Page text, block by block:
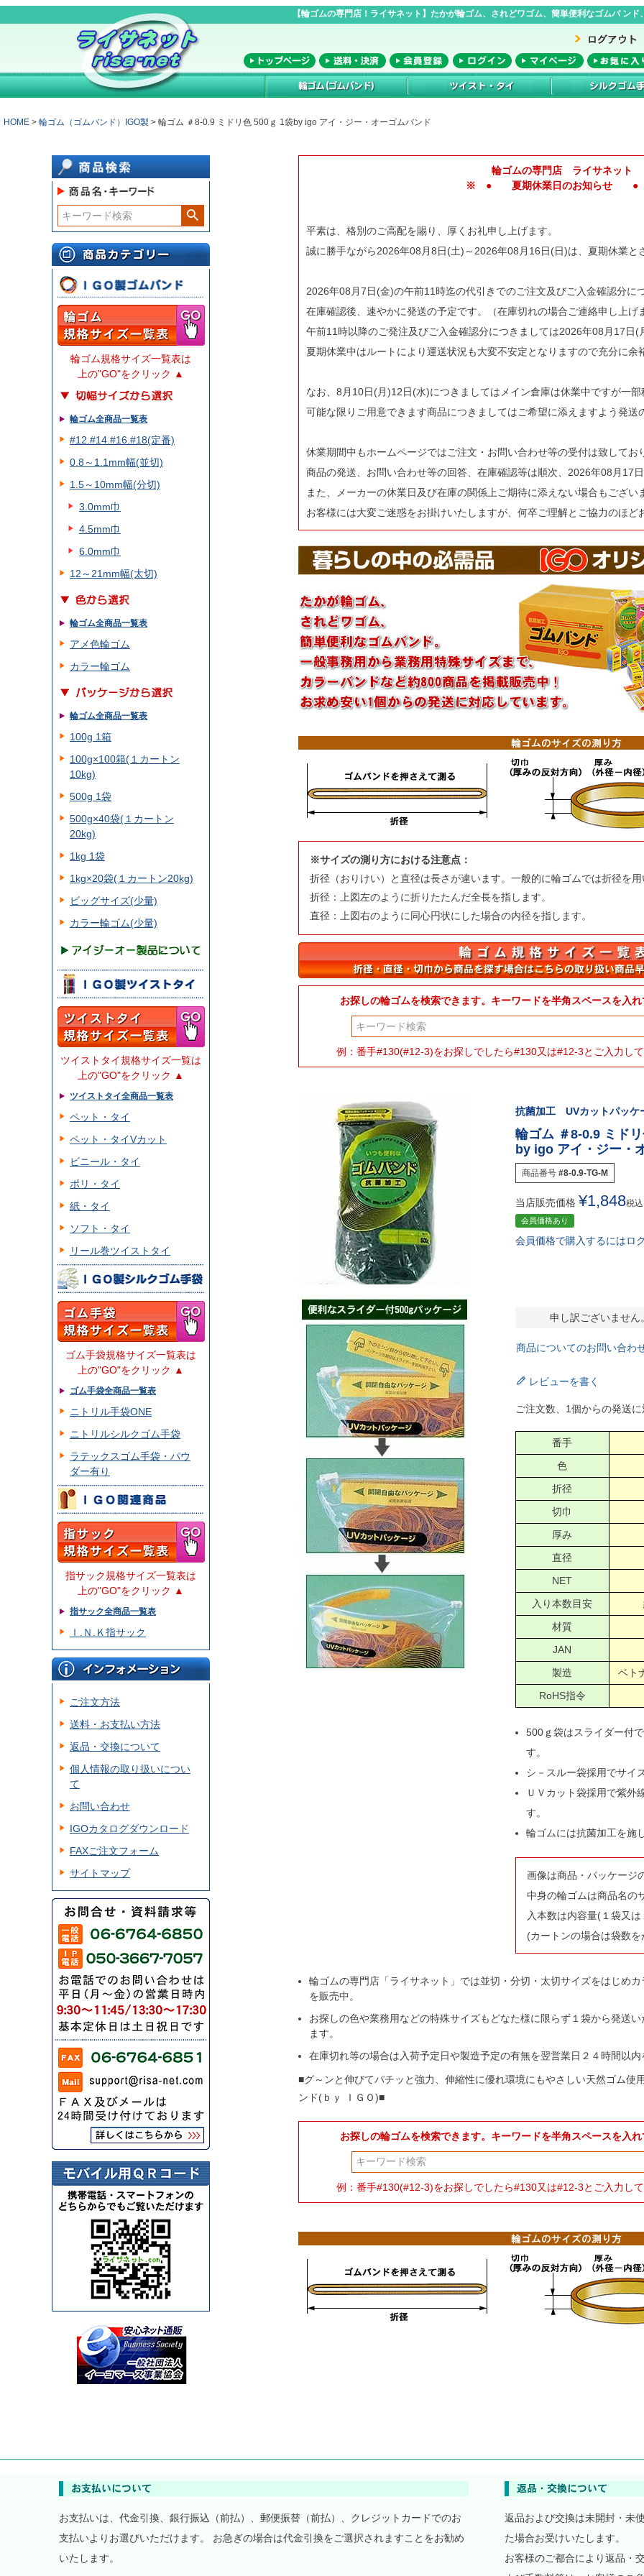
【輪ゴムの専門店！ライサネット】たかが輪ゴム、されどワゴム、簡単便利なゴムバ ン
HOME 輪ゴム（ゴムバンド）IGO製 輪ゴム ＃8-0.9 ミドリ色 500ｇ 1袋by igo アイ・ジー・オーゴムバンド
輪ゴム規格サイズ一覧表は
上の"GO"をクリック ▲
輪ゴム全商品一覧表
#12.#14.#16.#18(定番)
0.8～1.1mm幅(並切)
1.5～10mm幅(分切)
3.0mm巾
4.5mm巾
6.0mm巾
12～21mm幅(太切)
輪ゴム全商品一覧表
アメ色輪ゴム
カラー輪ゴム
輪ゴム全商品一覧表
100g 1箱
100g×100箱(１カートン
10kg)
500g 1袋
500g×40袋(１カートン
20kg)
1kg 1袋
1kg×20袋(１カートン20kg)
ビッグサイズ(少量)
カラー輪ゴム(少量)
ツイストタイ規格サイズ一覧は
上の"GO"をクリック ▲
ツイストタイ全商品一覧表
ペット・タイ
ペット・タイVカット
ビニール・タイ
ポリ・タイ
紙・タイ
ソフト・タイ
リール巻ツイストタイ
ゴム手袋規格サイズ一覧表は
上の"GO"をクリック ▲
ゴム手袋全商品一覧表
ニトリル手袋ONE
ニトリルシルクゴム手袋
ラテックスゴム手袋・パウ
ダー有り
指サック規格サイズ一覧表は
上の"GO"をクリック ▲
指サック全商品一覧表
Ｉ.Ｎ.Ｋ指サック
ご注文方法
送料・お支払い方法
返品・交換について
個人情報の取り扱いについ
て
お問い合わせ
IGOカタログダウンロード
FAXご注文フォーム
サイトマップ
輪ゴムの専門店 ライサネット
※ ● 夏期休業日のお知らせ
平素は、格別のご高配を賜り、厚くお礼申し上げます。
誠に勝手ながら2026年08月8日(土)～2026年08月16日(日)は、夏期休業と
2026年08月7日(金)の午前11時迄の代引きでのご注文及びご入金確認分に
在庫確認後、速やかに発送の予定です。（在庫切れの場合ご連絡申し上げ
午前11時以降のご発注及びご入金確認分につきましては2026年08月17日(
夏期休業中はルートにより運送状況も大変不安定となりますので充分に余
なお、8月10日(月)12日(水)につきましてはメイン倉庫は休業中ですが一
可能な限りご用意できます商品につきましてはご希望に添えますよう発送
休業期間中もホームページではご注文・お問い合わせ等の受付は致してお
商品の発送、お問い合わせ等の回答、在庫確認等は順次、2026年08月17
また、メーカーの休業日及び在庫の関係上ご期待に添えない場合もござい
お客様には大変ご迷惑をお掛けいたしますが、何卒ご理解とご協力のほど
※サイズの測り方における注意点：
折径（おりけい）と直径は長さが違います。一般的に輪ゴムでは折径を
折径：上図左のように折りたたんだ全長を指します。
直径：上図右のように同心円状にした場合の内径を指します。
お探しの輪ゴムを検索できます。キーワードを半角スペースを入
検索
例：番手#130(#12-3)をお探しでしたら#130又は#12-3とご入力し
抗菌加工 UVカットパッ
輪ゴム ＃8-0.9 ミド
by igo アイ・ジー・
商品番号 #8-0.9-TG-M
当店販売価格 ¥1,848税込
会員価格あり
会員価格で購入するにはロ
申し訳ございませ
商品についてのお問い合わ
レビューを書く
ご注文数、1個からの発送
番手
色
折径
切巾
厚み
直径
NET
入り本数目安
材質
JAN
製造
ベト
RoHS指令
500ｇ袋はスライダー付
す。
シ－スルー袋採用でサイ
ＵＶカット袋採用で紫外
す。
輪ゴムには抗菌加工を施
画像は商品・パッケージ
中身の輪ゴムは商品名の
入本数は内容量(１袋又
(カートンの場合は袋数
輪ゴムの専門店「ライサネット」では並切・分切・太切サイズをはじめ
を販売中。
お探しの色や業務用などの特殊サイズもどなた様に限らず１袋から発送
ます。
在庫切れ等の場合は入荷予定日や製造予定の有無を翌営業日２４時間以
■グ～ンと伸びてパチッと強力、伸縮性に優れ環境にもやさしい天然ゴム
ンド(ｂｙ ＩＧＯ)■
お探しの輪ゴムを検索できます。キーワードを半角スペースを入
検索
例：番手#130(#12-3)をお探しでしたら#130又は#12-3とご入力し
お支払いは、代金引換、銀行振込（前払）、郵便振替（前払）、クレジットカードでのお
支払いよりお選びいただけます。 お急ぎの場合は代金引換をご選択されますことをお勧め
いたします。
返品および交換は未開封・未
た場合お受けいたします。
お客様のご都合により返品・